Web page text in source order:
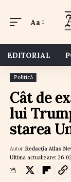
Aa
EDITORIAL
Politică
Cât de
lui
starea
Ultima actualizare:
Autor:Redacția Atlas